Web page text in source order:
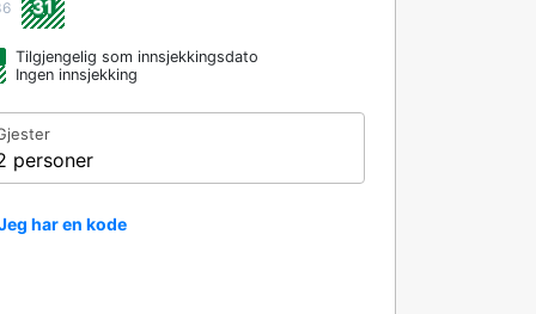
31
Tilgjengelig som innsjekkingsdato
Ingen innsjekking
personer
har en kode